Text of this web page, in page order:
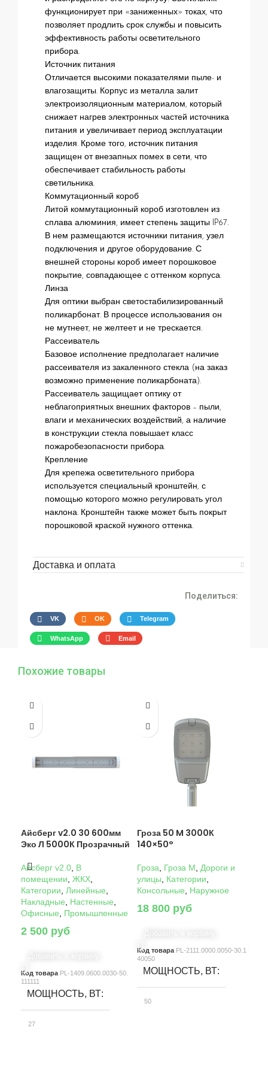
функционирует при «заниженных» токах, что
позволяет продлить срок службы и повысить
эффективность работы осветительного
прибора.
Источник питания
Отличается высокими показателями пыле- и
влагозащиты. Корпус из металла залит
электроизоляционным материалом, который
снижает нагрев электронных частей источника
питания и увеличивает период эксплуатации
изделия. Кроме того, источник питания
защищен от внезапных помех в сети, что
обеспечивает стабильность работы
светильника.
Коммутационный короб
Литой коммутационный короб изготовлен из
сплава алюминия, имеет степень защиты IP67.
В нем размещаются источники питания, узел
подключения и другое оборудование. С
внешней стороны короб имеет порошковое
покрытие, совпадающее с оттенком корпуса.
Линза
Для оптики выбран светостабилизированный
поликарбонат. В процессе использования он
не мутнеет, не желтеет и не трескается.
Рассеиватель
Базовое исполнение предполагает наличие
рассеивателя из закаленного стекла (на заказ
возможно применение поликарбоната).
Рассеиватель защищает оптику от
неблагоприятных внешних факторов – пыли,
влаги и механических воздействий, а наличие
в конструкции стекла повышает класс
пожаробезопасности прибора.
Крепление
Для крепежа осветительного прибора
используется специальный кронштейн, с
помощью которого можно регулировать угол
наклона. Кронштейн также может быть покрыт
порошковой краской нужного оттенка.
Доставка и оплата
Поделиться:
VK OK Telegram
WhatsApp Email
Похожие товары
Айсберг v2.0 30 600мм
Эко Л 5000К Прозрачный
Айсберг v2.0, В
помещении, ЖКХ,
Категории, Линейные,
Накладные, Настенные,
Офисные, Промышленные
2 500 руб
Код товара PL-1409.0600.0030-50.
111111
МОЩНОСТЬ, ВТ
27
Гроза 50 M 3000К
140×50°
Гроза, Гроза M, Дороги и
улицы, Категории,
Консольные, Наружное
18 800 руб
Код товара PL-2111.0000.0050-30.1
40050
МОЩНОСТЬ, ВТ
50